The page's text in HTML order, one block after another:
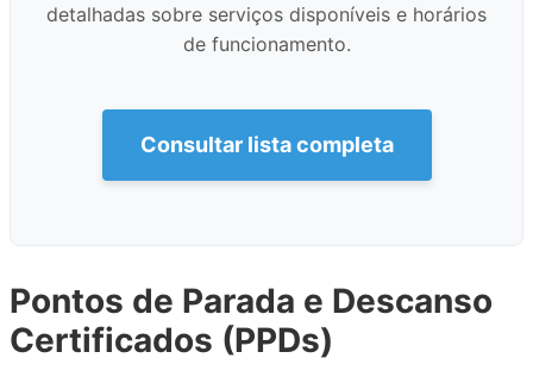
detalhadas sobre serviços disponíveis e horários
de funcionamento.
Consultar lista completa
Pontos de Parada e Descanso
Certificados (PPDs)